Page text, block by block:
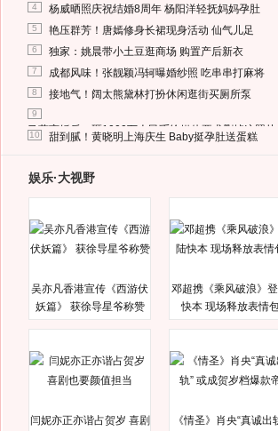
4 杨威晒照庆祝结婚8周年 杨阳洋轻抚妈妈孕肚
5 艳压群芳！唐嫣修身长裙现身活动 仙气儿足
6 独家：姚晨带小土豆逛商场 购置产后新衣
7 成都风味！张靓颖冯轲曝婚纱照 吃串串打麻将
8 接地气！阔太熊黛林打扮休闲逛街买厕所泵
9
马蓉离婚后，砸1000万人民币给媒体要求删掉这照片
10 甜到腻！黄晓明上海庆生 Baby挺孕肚送蛋糕
娱乐·大视野
吴亦凡香港宣传《西游伏
妖篇》 获徐导星爷称赞
邓超携《乘风破浪》
快本 现场释放表情
闫妮亦正亦谐占贺岁 喜剧
《情圣》肖央“真诚出